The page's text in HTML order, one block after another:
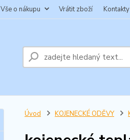
Vše o nákupu Vrátit zboží Kontakty
Úvod KOJENECKÉ ODĚVY